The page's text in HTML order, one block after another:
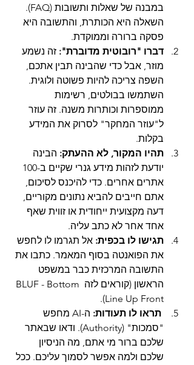
במבנה של שאלות ותשובות (FAQ).
השאלה היא הכותרת, והתשובה היא
פסקה ברורה וממוקדת.
דברו "רובוטית מדוברת": זה נשמע
מוזר, אבל כדי שהבינה תבין אתכם,
השפה צריכה להיות פשוטה ולוגית.
השתמשו בבולטים, רשימות
ממוספרות וכותרות משנה. זה עוזר
ל"עוזר המחקר" לסרוק את המידע
בקלות.
תהיו המקור, לא ההעתק: הבינה
אתרים אחרים. כדי להיכנס לסיכום,
אתם חייבים להביא נתונים מקוריים,
דעה מקצועית ייחודית או זווית שאף
אחד אחר לא כתב עליה.
תגישו לו בכפית: אל תגרמו לו לחפש
את הפואנטה בסוף המאמר. כתבו את
התשובה המרכזית כבר במשפט
הראשון (קוראים לזה BLUF - Bottom
Line Up Front).
תראו לו תעודות:
ה-AI מחפש
"סמכות" (Authority). ודאו שבאתר
שלכם ברור מי אתם, מה הניסיון
שלכם ולמה אפשר לסמוך עליכם. ככל